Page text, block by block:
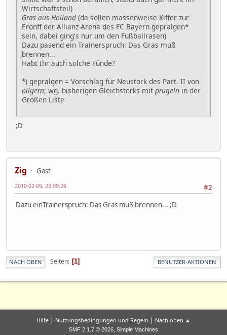
Wirtschaftsteil)
Gras aus Holland (da sollen massenweise Kiffer zur
Eronff der Allianz-Arena des FC Bayern gepralgen*
sein, dabei ging's nur um den Fußballrasen)
Dazu pasend ein Trainerspruch: Das Gras muß
brennen...
Habt Ihr auch solche Fünde?
*) gepralgen = Vorschlag für Neustork des Part. II von
pilgern; wg. bisherigen Gleichstorks mit prügeln in der
Großen Liste
;D
Zig
Gast
#2
2010-02-09, 23:09:28
Dazu einTrainerspruch: Das Gras muß brennen... ;D
NACH OBEN Seiten 1 BENUTZER-AKTIONEN
Hilfe | Nutzungsbedingungen und Regeln | Nach oben ▲
SMF 2.1.7 © 2026, Simple Machines